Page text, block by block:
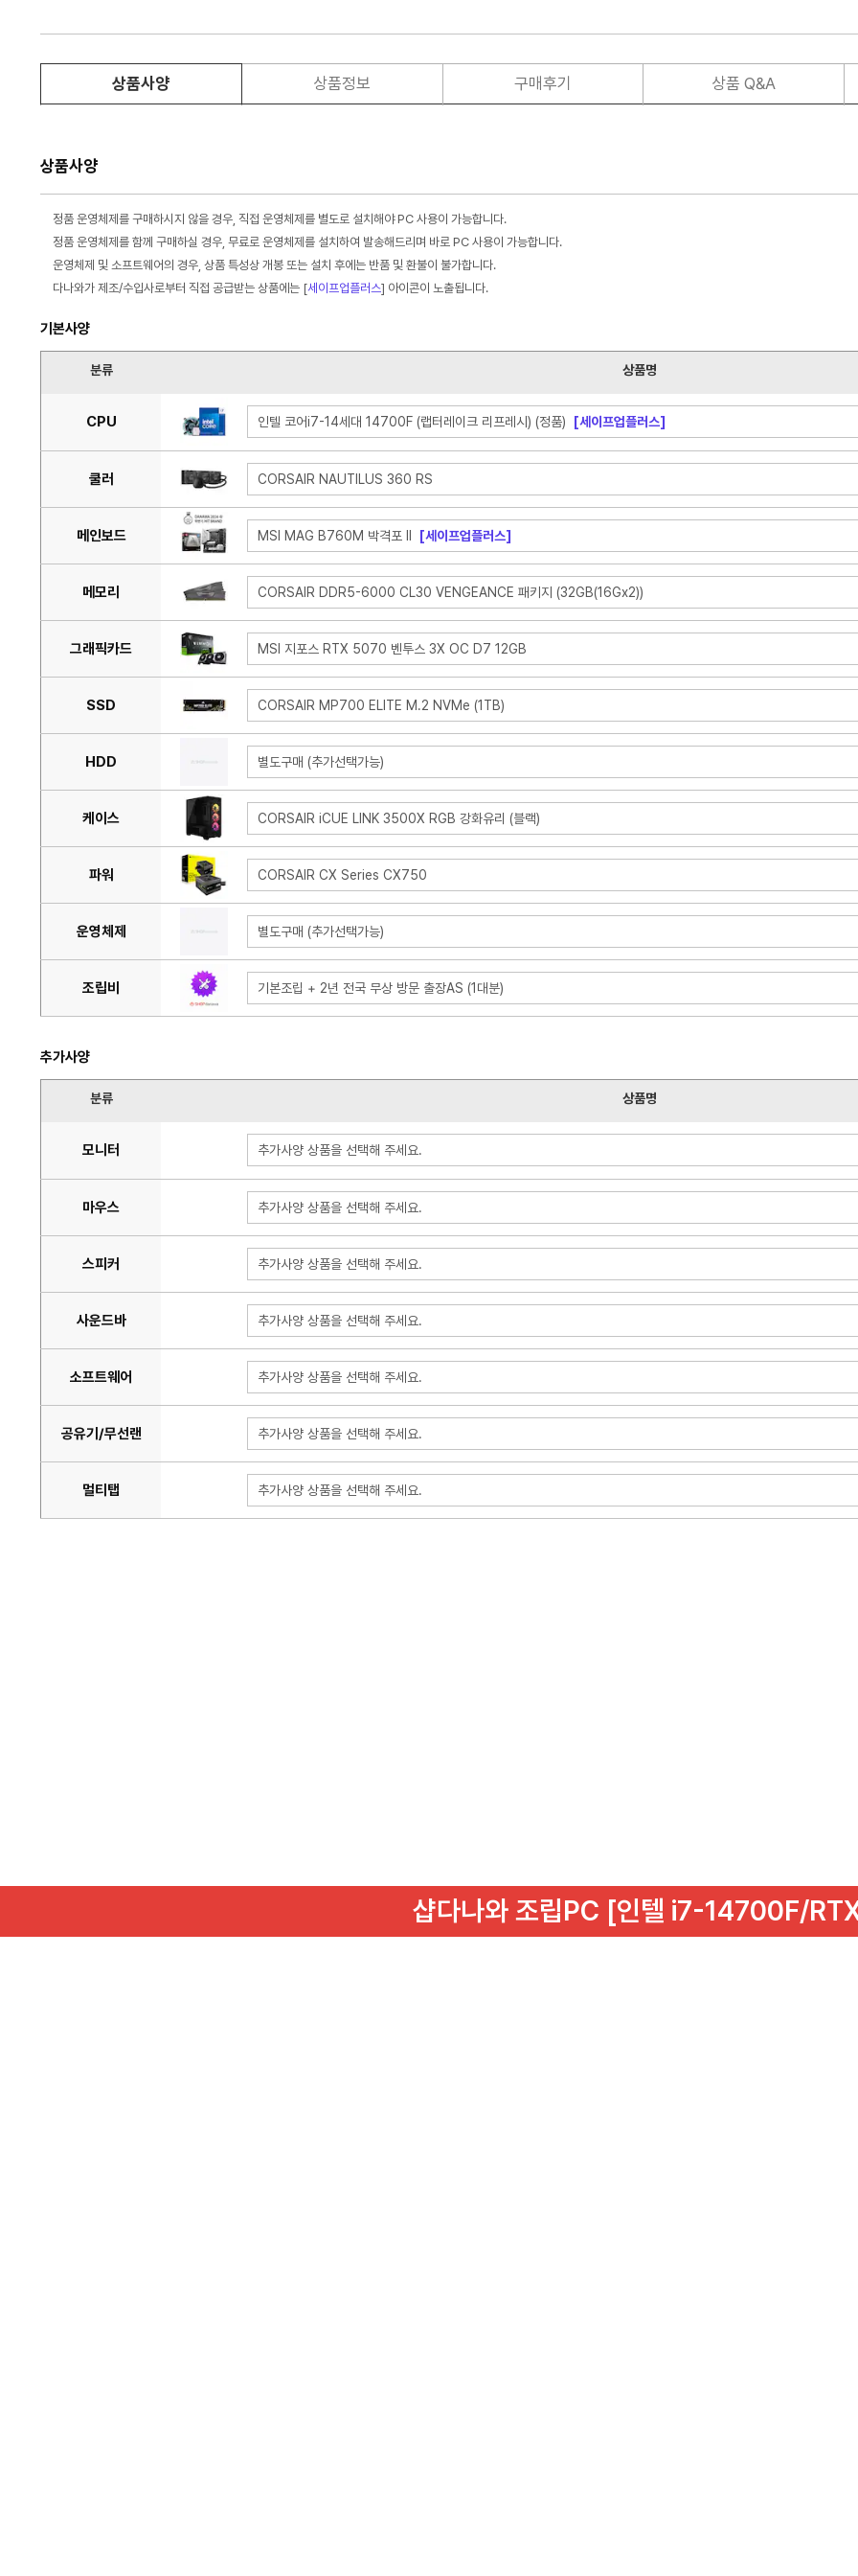
상품사양 상품정보 구매후기 상품 Q&A
상품사양
정품 운영체제를 구매하시지 않을 경우, 직접 운영체제를 별도로 설치해야 PC 사용이 가능합니다.
정품 운영체제를 함께 구매하실 경우, 무료로 운영체제를 설치하여 발송해드리며 바로 PC 사용이 가능합니다.
운영체제 및 소프트웨어의 경우, 상품 특성상 개봉 또는 설치 후에는 반품 및 환불이 불가합니다.
다나와가 제조/수입사로부터 직접 공급받는 상품에는 [세이프업플러스] 아이콘이 노출됩니다.
기본사양
분류 상품명
CPU 인텔 코어i7-14세대 14700F (랩터레이크 리프레시) (정품) [세이프업플러스]
쿨러 CORSAIR NAUTILUS 360 RS
메인보드 MSI MAG B760M 박격포 II [세이프업플러스]
메모리 CORSAIR DDR5-6000 CL30 VENGEANCE 패키지 (32GB(16Gx2))
그래픽카드 MSI 지포스 RTX 5070 벤투스 3X OC D7 12GB
SSD CORSAIR MP700 ELITE M.2 NVMe (1TB)
HDD 별도구매 (추가선택가능)
케이스 CORSAIR iCUE LINK 3500X RGB 강화유리 (블랙)
파워 CORSAIR CX Series CX750
운영체제 별도구매 (추가선택가능)
조립비 기본조립 + 2년 전국 무상 방문 출장AS (1대분)
추가사양
분류 상품명
모니터 추가사양 상품을 선택해 주세요.
마우스 추가사양 상품을 선택해 주세요.
스피커 추가사양 상품을 선택해 주세요.
사운드바 추가사양 상품을 선택해 주세요.
소프트웨어 추가사양 상품을 선택해 주세요.
공유기/무선랜 추가사양 상품을 선택해 주세요.
멀티탭 추가사양 상품을 선택해 주세요.
샵다나와 조립PC [인텔 i7-14700F/